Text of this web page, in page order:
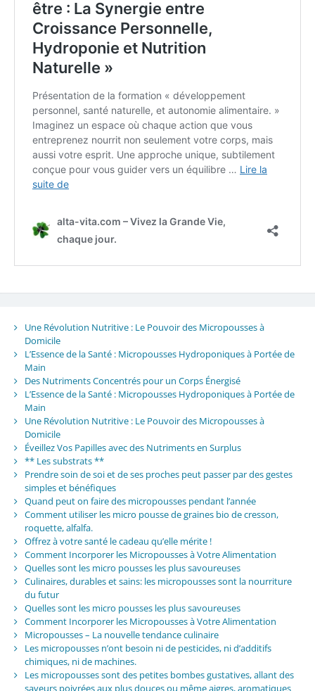
Une Révolution Nutritive : Le Pouvoir des Micropousses à
Domicile
L’Essence de la Santé : Micropousses Hydroponiques à Portée de
Main
Des Nutriments Concentrés pour un Corps Énergisé
L’Essence de la Santé : Micropousses Hydroponiques à Portée de
Main
Une Révolution Nutritive : Le Pouvoir des Micropousses à
Domicile
Éveillez Vos Papilles avec des Nutriments en Surplus
** Les substrats **
Prendre soin de soi et de ses proches peut passer par des gestes
simples et bénéfiques
Quand peut on faire des micropousses pendant l’année
Comment utiliser les micro pousse de graines bio de cresson,
roquette, alfalfa.
Offrez à votre santé le cadeau qu’elle mérite !
Comment Incorporer les Micropousses à Votre Alimentation
Quelles sont les micro pousses les plus savoureuses
Culinaires, durables et sains: les micropousses sont la nourriture
du futur
Quelles sont les micro pousses les plus savoureuses
Comment Incorporer les Micropousses à Votre Alimentation
Micropousses – La nouvelle tendance culinaire
Les micropousses n’ont besoin ni de pesticides, ni d’additifs
chimiques, ni de machines.
Les micropousses sont des petites bombes gustatives, allant des
saveurs poivrées aux plus douces ou même aigres, aromatiques